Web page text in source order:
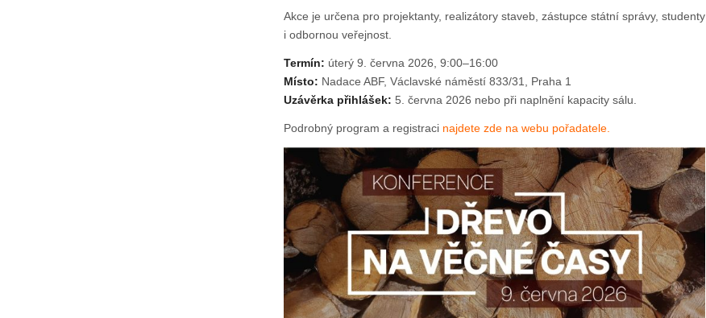
Akce je určena pro projektanty, realizátory staveb, zástupce státní správy, studenty
i odbornou veřejnost.
Termín: úterý 9. června 2026, 9:00–16:00
Místo: Nadace ABF, Václavské náměstí 833/31, Praha 1
Uzávěrka přihlášek: 5. června 2026 nebo při naplnění kapacity sálu.
Podrobný program a registraci najdete zde na webu pořadatele.